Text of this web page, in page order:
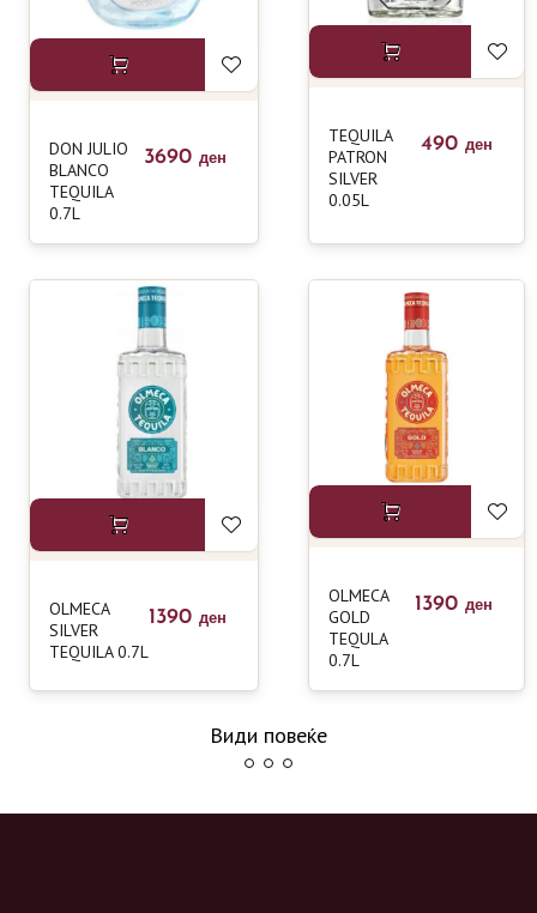
DON JULIO
BLANCO
TEQUILA
0.7L
3690 ден
TEQUILA
PATRON
SILVER
0.05L
490 ден
OLMECA
SILVER
TEQUILA 0.7L
1390 ден
OLMECA
GOLD
TEQULA
0.7L
1390 ден
Види повеќе